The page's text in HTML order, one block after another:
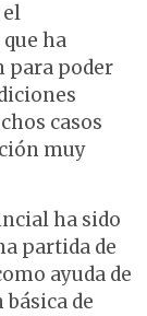
el
ha
para poder
casos
muy
ha sido
partida de
ayuda de
de